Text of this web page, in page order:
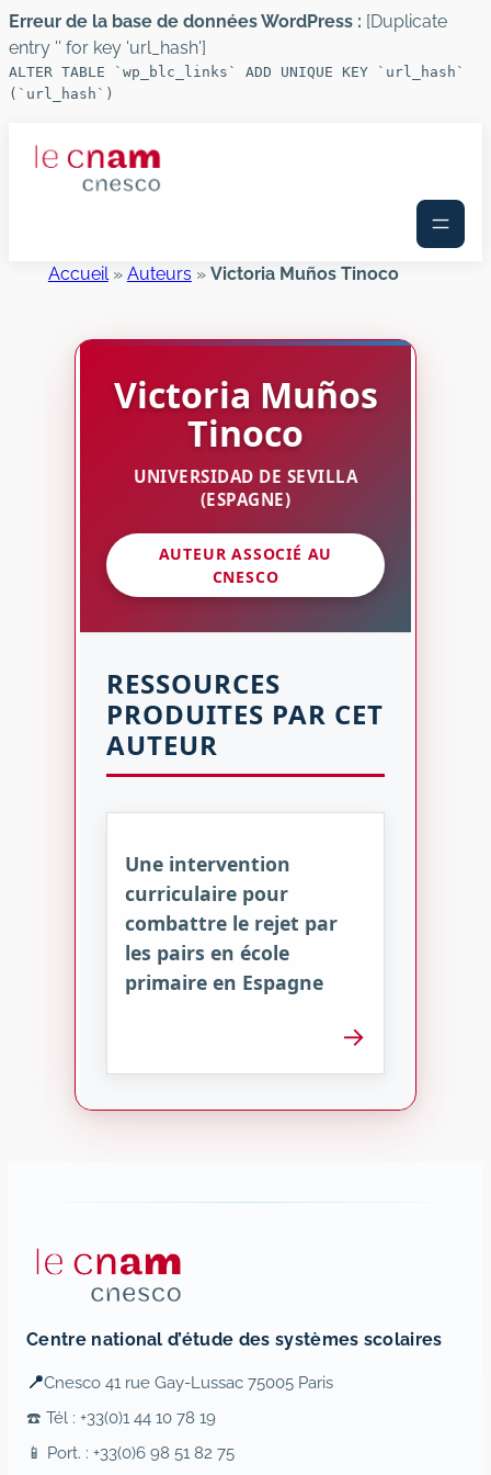
Erreur de la base de données WordPress : [Duplicate
entry '' for key 'url_hash']
ALTER TABLE `wp_blc_links` ADD UNIQUE KEY `url_hash`
(`url_hash`)
Accueil» Auteurs» Victoria Muños Tinoco
Victoria Muños
Tinoco
UNIVERSIDAD DE SEVILLA
(ESPAGNE)
AUTEUR ASSOCIÉ AU
CNESCO
RESSOURCES
PRODUITES PAR CET
AUTEUR
Une intervention
curriculaire pour
combattre le rejet par
les pairs en école
primaire en Espagne
→
Centre national d’étude des systèmes scolaires
📍Cnesco 41 rue Gay-Lussac 75005 Paris
☎️ Tél : +33(0)1 44 10 78 19
📱 Port. : +33(0)6 98 51 82 75